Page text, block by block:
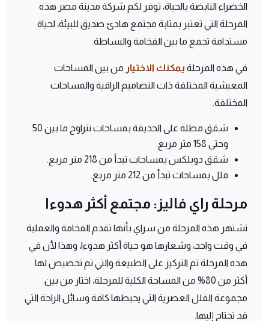
الخضراء النابضة بالحياة، توفر لكم شركة مدينة مصر هذه
المرحلة التي تعتبر بمثابة مجتمع هادئ صديق للبيئة، لحياة
مستدامة تجمع ما بين الفخامة والبساطة.
في هذه المرحلة يمكنك الاختيار من بين المساحات
المعيشية المختلفة ذات التصاميم الراقية والمساحات
المختلفة.
شقق مطلة على الحديقة بمساحات تتراوح ما بين 50
وحتى 158 متر مربع.
شقق دوبلكس بمساحات تبدأ من 218 متر مربع.
فلل بمساحات تبدأ من 212 متر مربع.
مرحلة راي فاليز: مجتمع أكثر هدوءا
تشتهر هذه المرحلة من سراي بأنها تقدم الفخامة والعملية
في وقت واحد، وشعارها هو حياة أكثر هدوءا، وهذا لأن في
هذه المرحلة تم التركيز على الطبيعة والتي تم تخصيص لها
أكثر من 80% من المساحة الكلية للمرحلة، اختار من بين
مجموعة الفلل العصرية التي يحيطها كافة وسائل الراحة التي
قد تحتاج إليها.